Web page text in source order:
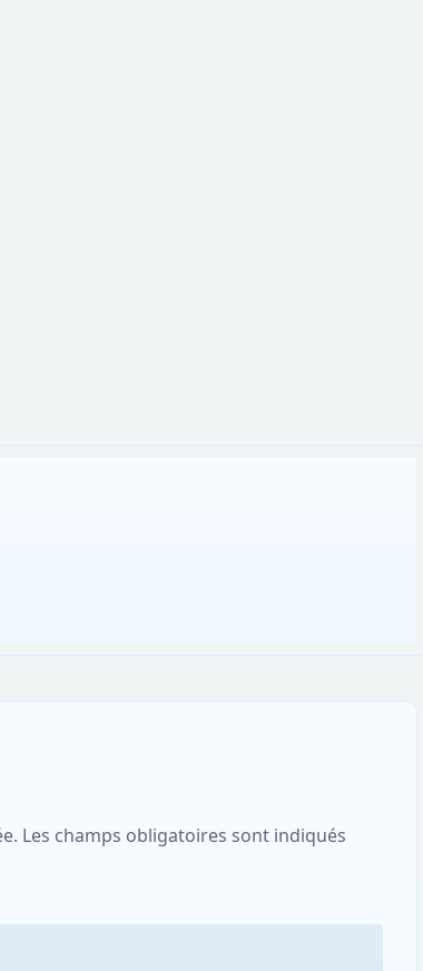
Les champs obligatoires sont indiqués